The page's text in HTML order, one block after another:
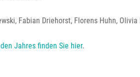
Fabian Driehorst, Florens Huhn,
Jahres finden Sie hier.